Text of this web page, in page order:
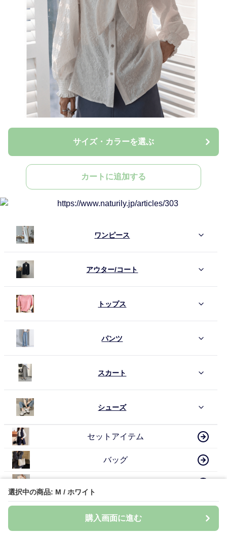
選択中の商品: M / ホワイト
購入画面に進む
サイズ・カラーを選ぶ
カートに追加する
ワンピース
アウター/コート
トップス
パンツ
スカート
シューズ
セットアイテム
バッグ
その他